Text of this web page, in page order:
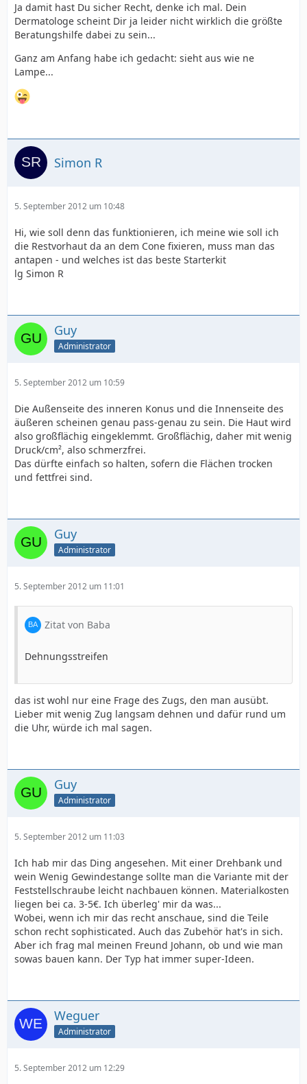
Ja damit hast Du sicher Recht, denke ich mal. Dein
Dermatologe scheint Dir ja leider nicht wirklich die größte
Beratungshilfe dabei zu sein...
Ganz am Anfang habe ich gedacht: sieht aus wie ne
Lampe...
Simon R
5. September 2012 um 10:48
Hi, wie soll denn das funktionieren, ich meine wie soll ich
die Restvorhaut da an dem Cone fixieren, muss man das
antapen - und welches ist das beste Starterkit
lg Simon R
Guy
Administrator
5. September 2012 um 10:59
Die Außenseite des inneren Konus und die Innenseite des
äußeren scheinen genau pass-genau zu sein. Die Haut wird
also großflächig eingeklemmt. Großflächig, daher mit wenig
Druck/cm², also schmerzfrei.
Das dürfte einfach so halten, sofern die Flächen trocken
und fettfrei sind.
Guy
Administrator
5. September 2012 um 11:01
Zitat von Baba
Dehnungsstreifen
das ist wohl nur eine Frage des Zugs, den man ausübt.
Lieber mit wenig Zug langsam dehnen und dafür rund um
die Uhr, würde ich mal sagen.
Guy
Administrator
5. September 2012 um 11:03
Ich hab mir das Ding angesehen. Mit einer Drehbank und
wein Wenig Gewindestange sollte man die Variante mit der
Feststellschraube leicht nachbauen können. Materialkosten
liegen bei ca. 3-5€. Ich überleg' mir da was...
Wobei, wenn ich mir das recht anschaue, sind die Teile
schon recht sophisticated. Auch das Zubehör hat's in sich.
Aber ich frag mal meinen Freund Johann, ob und wie man
sowas bauen kann. Der Typ hat immer super-Ideen.
Weguer
Administrator
5. September 2012 um 12:29